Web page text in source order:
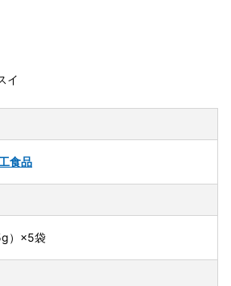
イ
食品
）×5袋